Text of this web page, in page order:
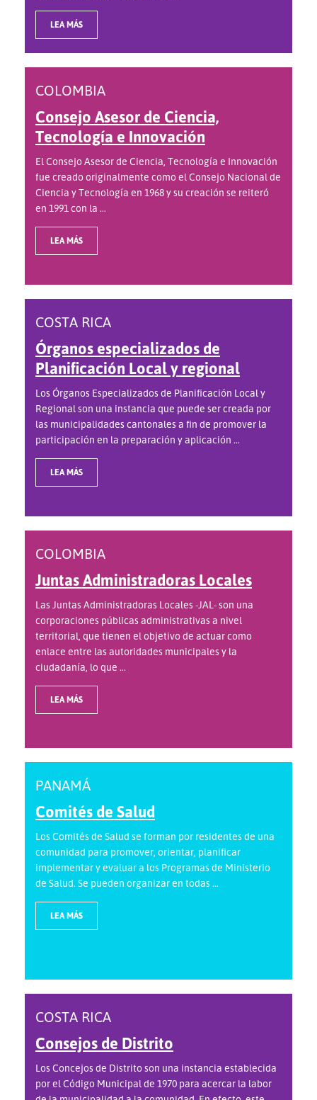
LEA MÁS
COLOMBIA
Consejo Asesor de Ciencia,
Tecnología e Innovación
El Consejo Asesor de Ciencia, Tecnología e Innovación
fue creado originalmente como el Consejo Nacional de
Ciencia y Tecnología en 1968 y su creación se reiteró
en 1991 con la ...
LEA MÁS
COSTA RICA
Órganos especializados de
Planificación Local y regional
Los Órganos Especializados de Planificación Local y
Regional son una instancia que puede ser creada por
las municipalidades cantonales a fin de promover la
participación en la preparación y aplicación ...
LEA MÁS
COLOMBIA
Juntas Administradoras Locales
Las Juntas Administradoras Locales -JAL- son una
corporaciones públicas administrativas a nivel
territorial, que tienen el objetivo de actuar como
enlace entre las autoridades municipales y la
ciudadanía, lo que ...
LEA MÁS
PANAMÁ
Comités de Salud
Los Comités de Salud se forman por residentes de una
comunidad para promover, orientar, planificar
implementar y evaluar a los Programas de Ministerio
de Salud. Se pueden organizar en todas ...
LEA MÁS
COSTA RICA
Consejos de Distrito
Los Concejos de Distrito son una instancia establecida
por el Código Municipal de 1970 para acercar la labor